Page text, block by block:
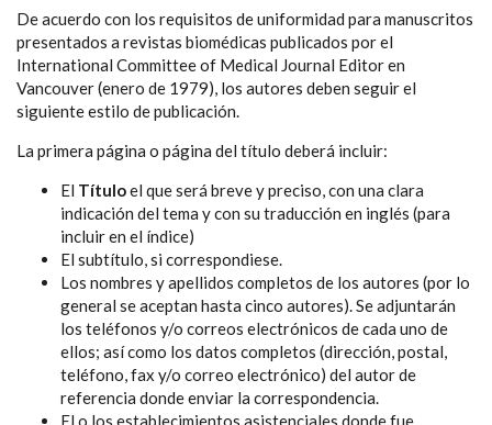
De acuerdo con los requisitos de uniformidad para manuscritos
presentados a revistas biomédicas publicados por el
International Committee of Medical Journal Editor en
Vancouver (enero de 1979), los autores deben seguir el
siguiente estilo de publicación.
La primera página o página del título deberá incluir:
El Títuloel que será breve y preciso, con una clara
indicación del tema y con su traducción en inglés (para
incluir en el índice)
El subtítulo, si correspondiese.
Los nombres y apellidos completos de los autores (por lo
general se aceptan hasta cinco autores). Se adjuntarán
los teléfonos y/o correos electrónicos de cada uno de
ellos; así como los datos completos (dirección, postal,
teléfono, fax y/o correo electrónico) del autor de
referencia donde enviar la correspondencia.
El o los establecimientos asistenciales donde fue